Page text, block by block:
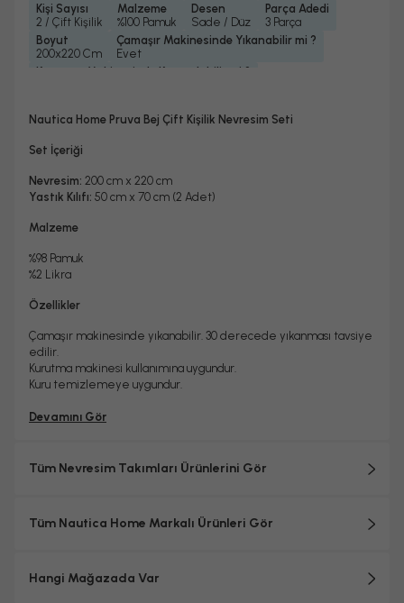
Kişi Sayısı
2 / Çift Kişilik
Malzeme
%100 Pamuk
Desen
Sade / Düz
Parça Adedi
3 Parça
Boyut
200x220 Cm
Çamaşır Makinesinde Yıkanabilir mi ?
Evet
Kurutma Makinesinde Kurutulabilir mi ?
Hayır
Evet
Nautica Home Pruva Bej Çift Kişilik Nevresim Seti
Set İçeriği
Nevresim: 200 cm x 220 cm
Yastık Kılıfı: 50 cm x 70 cm (2 Adet)
Malzeme
%98 Pamuk
%2 Likra
Özellikler
Çamaşır makinesinde yıkanabilir. 30 derecede yıkanması tavsiye
edilir.
Kurutma makinesi kullanımına uygundur.
Kuru temizlemeye uygundur.
Devamını Gör
Tüm Nevresim Takımları Ürünlerini Gör
Tüm Nautica Home Markalı Ürünleri Gör
Hangi Mağazada Var